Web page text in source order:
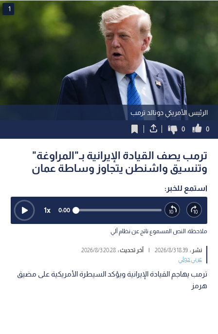
الرئيس الأمريكي دونالد ترمب
1
0
0
ترمب يصف القيادة الإيرانية بـ"المراوغة"
وتنسيق واشنطن يتجاوز وساطة عمان
استمع للخبر:
0:00
1x
ملاحظة: النص المسموع ناتج عن نظام آلي
نشر :18:39 2026/8/3
| آخر تحديث :20:28 2026/8/3
عربي دولي
ترمب يهاجم القيادة الإيرانية ويؤكد السيطرة الأمريكية على مضيق
هرمز